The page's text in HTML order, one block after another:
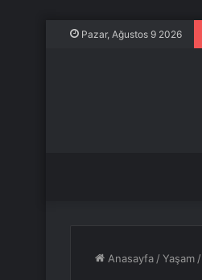
Pazar, Ağustos 9 2026
Anasayfa /Yaşam /